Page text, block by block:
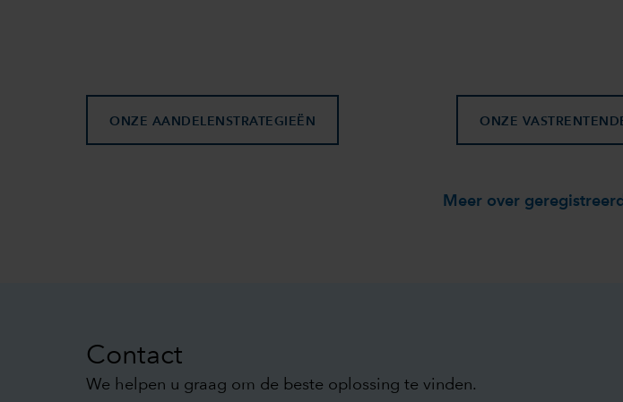
ONZE AANDELENSTRATEGIEËN ONZE
Meer over
Contact
We helpen u graag om de beste oplossing te vinden.